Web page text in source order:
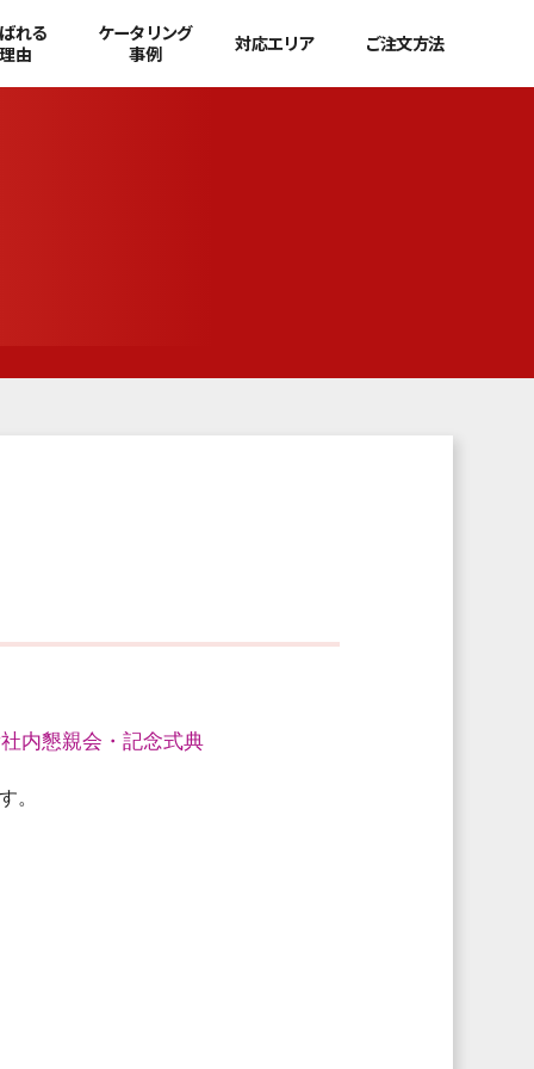
れる
理由
ケータリング
事例
対応エリア ご注文方法
内懇親会・記念式典
。